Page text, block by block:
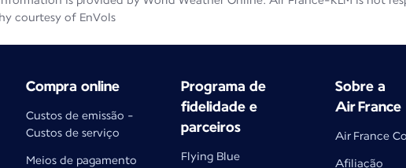
courtesy of EnVols
Compra online
Custos de emissão -
Custos de serviço
Meios de pagamento
Programa de
fidelidade e
parceiros
Flying Blue
Sobre a
Air France
Air France
Afiliação